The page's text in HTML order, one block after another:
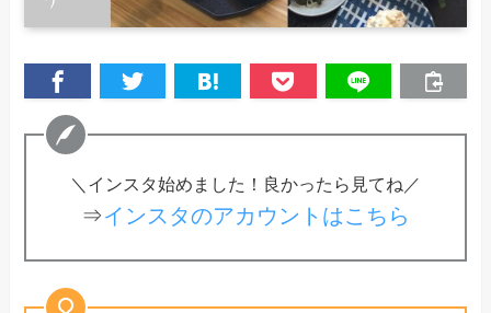
＼インスタ始めました！良かったら見てね／
⇒インスタのアカウントはこちら